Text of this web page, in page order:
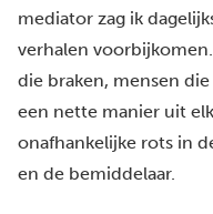
mediator zag ik
verhalen
die braken, mensen
een nette manier uit
onafhankelijke rots in
en de bemiddelaar.